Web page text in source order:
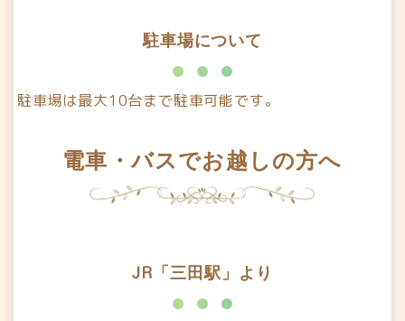
駐車場について
駐車場は最大10台まで駐車可能です。
電車・バスでお越しの方へ
JR「三田駅」より